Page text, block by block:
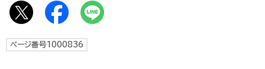
ページ番号1000836